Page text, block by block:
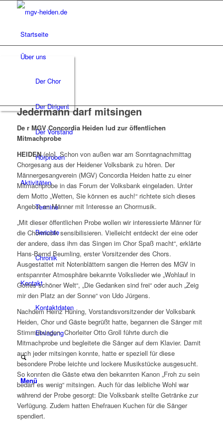
Startseite
Über uns
Der Chor
Der Dirigent
Der Vorstand
Hörproben
Aktivitäten
Termine
Berichte
Chronik
Kontakt
Kontaktdaten
Einladung
Menü
Jedermann darf mitsingen
De r MGV Concordia Heiden lud zur öffentlichen
Mitmachprobe
HEIDEN(elo]. Schon von außen war am Sonntagnachmittag
Chorgesang aus der Heidener Volksbank zu hören. Der
Männergesangverein (MGV) Concordia Heiden hatte zu einer
Mitmachprobe in das Forum der Volksbank eingeladen. Unter
dem Motto „Wetten, Sie können es auch!“ richtete sich dieses
Angebot an Männer mit Interesse an Chormusik.
„Mit dieser öffentlichen Probe wollen wir interessierte Männer für
die Chormusik sensibilisieren. Vielleicht entdeckt der eine oder
der andere, dass ihm das Singen im Chor Spaß macht“, erklärte
Hans-Bernd Beumling, erster Vorsitzender des Chors.
Ausgestattet mit Notenblättern sangen die Herren des MGV in
entspannter Atmosphäre bekannte Volkslieder wie „Wohlauf in
Gottes schöner Welt“, „Die Gedanken sind frei“ oder auch „Zeig
mir den Platz an der Sonne“ von Udo Jürgens.
Nachdem Heinz Hüning, Vorstandsvorsitzender der Volksbank
Heiden, Chor und Gäste begrüßt hatte, begannen die Sänger mit
Stimmübungen. Chorleiter Otto Groll führte durch die
Mitmachprobe und begleitete die Sänger auf dem Klavier. Damit
auch jeder mitsingen konnte, hatte er speziell für diese
besondere Probe leichte und lockere Musikstücke ausgesucht.
So konnten die Gäste etwa den bekannten Kanon „Froh zu sein
bedarf es wenig“ mitsingen. Auch für das leibliche Wohl war
während der Probe gesorgt: Die Volksbank stellte Getränke zur
Verfügung. Zudem hatten Ehefrauen Kuchen für die Sänger
spendiert.